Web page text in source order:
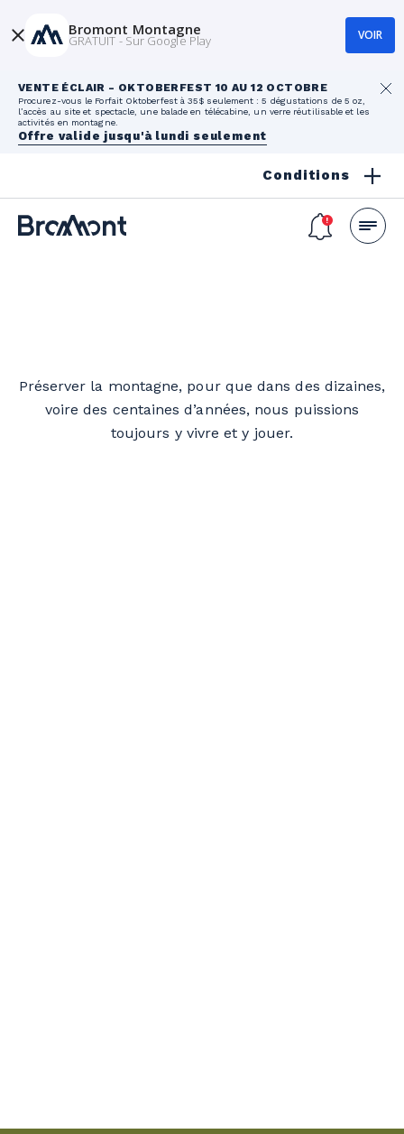
VENTE ÉCLAIR - OKTOBERFEST 10 AU 12 OCTOBRE
Procurez-vous le Forfait Oktoberfest à 35$ seulement : 5 dégustations de 5 oz,
l’accès au site et spectacle, une balade en télécabine, un verre réutilisable et les
activités en montagne.
Offre valide jusqu'à lundi seulement
Conditions
Préserver la montagne, pour que dans des dizaines,
voire des centaines d’années, nous puissions
toujours y vivre et y jouer.
Bromont Montagne
GRATUIT - Sur Google Play VOIR